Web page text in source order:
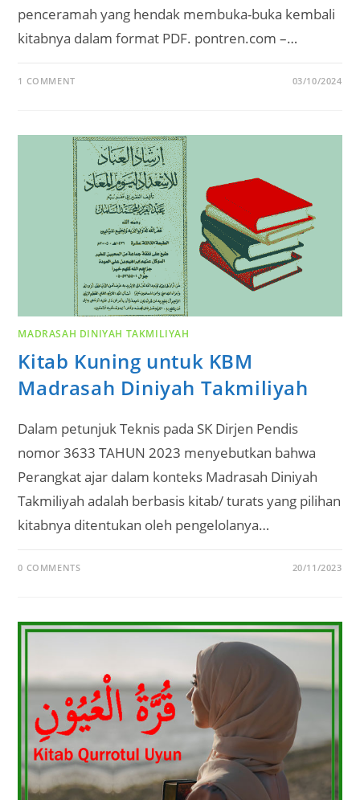
penceramah yang hendak membuka-buka kembali
kitabnya dalam format PDF. pontren.com –…
1 COMMENT 03/10/2024
MADRASAH DINIYAH TAKMILIYAH
Kitab Kuning untuk KBM
Madrasah Diniyah Takmiliyah
Dalam petunjuk Teknis pada SK Dirjen Pendis
nomor 3633 TAHUN 2023 menyebutkan bahwa
Perangkat ajar dalam konteks Madrasah Diniyah
Takmiliyah adalah berbasis kitab/ turats yang pilihan
kitabnya ditentukan oleh pengelolanya…
0 COMMENTS 20/11/2023